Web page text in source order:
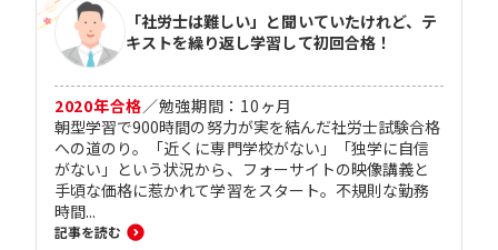
「社労士は難しい」と聞いていたけれど、テ
キストを繰り返し学習して初回合格！
2020年合格／勉強期間： 10 ヶ月
朝型学習で900時間の努力が実を結んだ社労士試験合格
への道のり。「近くに専門学校がない」「独学に自信
がない」という状況から、フォーサイトの映像講義と
手頃な価格に惹かれて学習をスタート。不規則な勤務
時間...
記事を読む